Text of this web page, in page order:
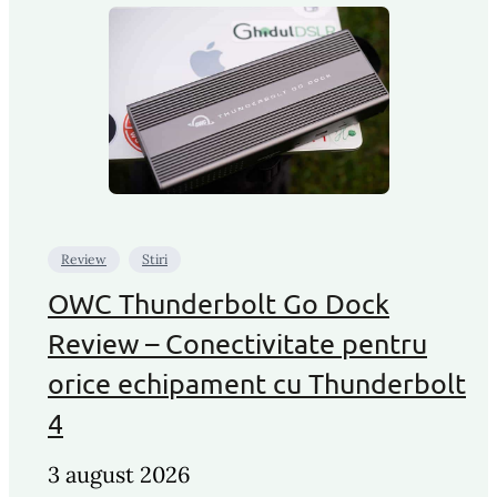
Review Stiri
OWC Thunderbolt Go Dock
Review – Conectivitate pentru
orice echipament cu Thunderbolt
4
3 august 2026